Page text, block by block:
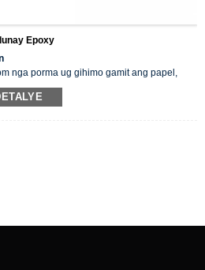
Epoxy
nga porma ug gihimo gamit ang papel,
pa. Para sa pag-ila sa metal asset, ang
anti metal layer. Ang Tag maayo ang